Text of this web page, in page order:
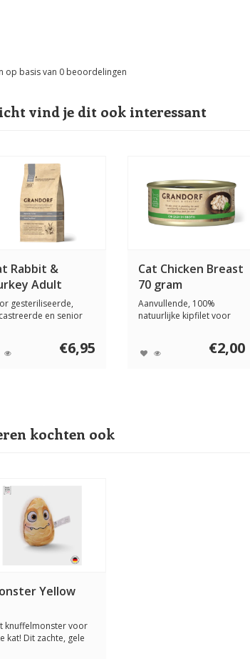
op basis van 0 beoordelingen
vind je dit ook interessant
Rabbit &
Adult
gesteriliseerde,
en senior
€6,95
Cat Chicken Breast
70 gram
Aanvullende, 100%
natuurlijke kipfilet voor
€2,00
kochten ook
Yellow
knuffelmonster voor
kat! Dit zachte, gele